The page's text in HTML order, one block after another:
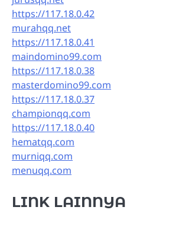
https://117.18.0.42
murahqq.net
https://117.18.0.41
maindomino99.com
https://117.18.0.38
masterdomino99.com
https://117.18.0.37
championqq.com
https://117.18.0.40
hematqq.com
murniqq.com
menuqq.com
LINK LAINNYA